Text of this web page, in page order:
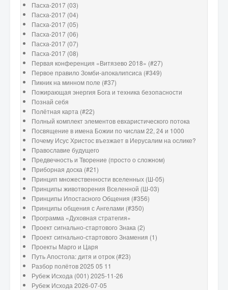
Пасха-2017 (03)
Пасха-2017 (04)
Пасха-2017 (05)
Пасха-2017 (06)
Пасха-2017 (07)
Пасха-2017 (08)
Первая конференция «Витязево 2018» (#27)
Первое правило Зомби-апокалипсиса (#349)
Пикник на минном поле (#37)
Пожирающая энергия Бога и техника безопасности
Познай себя
Полётная карта (#22)
Полный комплект элементов евхаристического потока
Посвящение в имена Божии по числам 22, 24 и 1000
Почему Исус Христос въезжает в Иерусалим на ослике?
Православие будущего
Предвечность и Творение (просто о сложном)
Приборная доска (#21)
Принцип множественности вселенных (Ш-05)
Принципы животворения Вселенной (Ш-03)
Принципы Ипостасного Общения (#356)
Принципы общения с Ангелами (#350)
Программа «Духовная стратегия»
Проект сигнально-стартового Знака (2)
Проект сигнально-стартового Знамения (1)
Проекты Марго и Царя
Путь Апостола: дитя и отрок (#23)
Разбор полётов 2025 05 11
Рубеж Исхода (001) 2025-11-26
Рубеж Исхода 2026-07-05